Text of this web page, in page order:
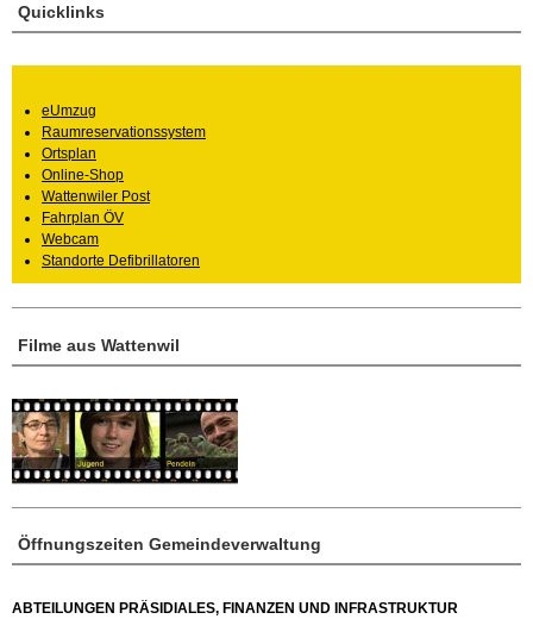
Öffnungszeiten Gemeindeverwaltung
ABTEILUNGEN PRÄSIDIALES, FINANZEN UND INFRASTRUKTUR
Filme aus Wattenwil
Quicklinks
eUmzug
Raumreservationssystem
Ortsplan
Online-Shop
Wattenwiler Post
Fahrplan ÖV
Webcam
Standorte Defibrillatoren